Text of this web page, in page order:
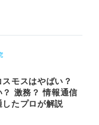
スモスはやばい？
？ 激務？ 情報通信
したプロが解説